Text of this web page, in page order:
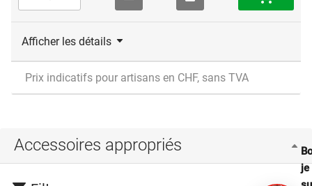
Afficher les détails
Prix indicatifs pour artisans en CHF, sans TVA
Accessoires appropriés
je